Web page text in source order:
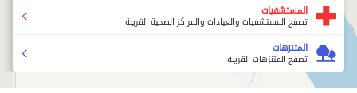
المستشفيات
تصفح المستشفيات والعيادات والمراكز الصحية القريبة
المتنزهات
تصفح المتنزهات القريبة